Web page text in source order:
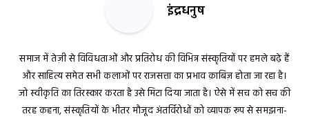
इंद्रधनुष
समाज में तेज़ी से विविधताओं और प्रतिरोध की विभिन्न संस्कृतियों पर हमले बढ़े हैं
और साहित्य समेत सभी कलाओं पर राजसत्ता का प्रभाव क़ाबिज़ होता जा रहा है।
जो स्वीकृति का तिरस्कार करता है उसे मिटा दिया जाता है। ऐसे में सच को सच की
तरह कहना, संस्कृतियों के भीतर मौजूद अंतर्विरोधों को व्यापक रूप से समझना-